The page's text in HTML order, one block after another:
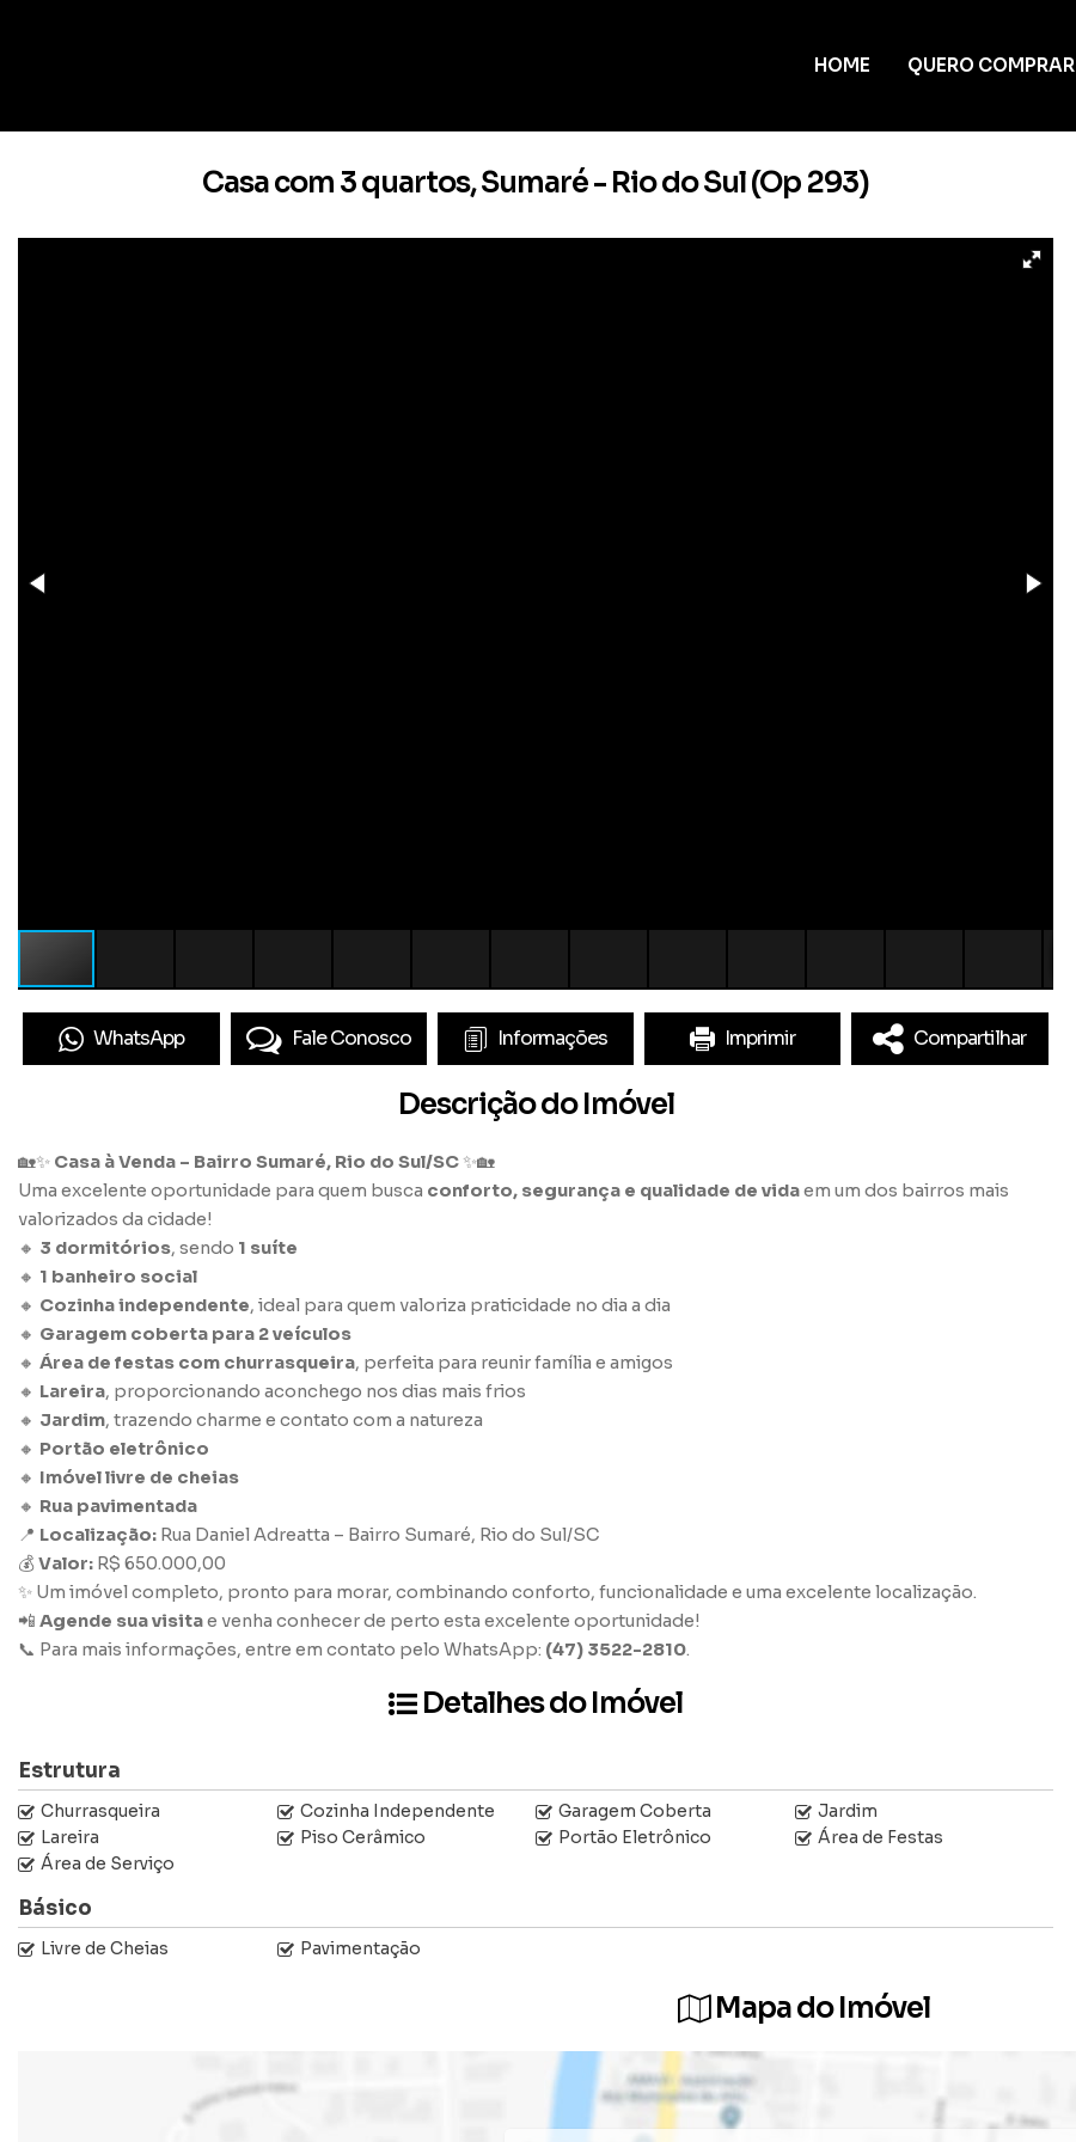
QUERO COMPRAR
HOME
Casa com 3 quartos, Sumaré - Rio do Sul (Op 293)
WhatsApp Fale Conosco Informações Imprimir Compartilhar
Descrição do Imóvel
🏡✨ Casa à Venda – Bairro Sumaré, Rio do Sul/SC ✨🏡
Uma excelente oportunidade para quem busca conforto, segurança e qualidade de vidaem um dos bairros mais
valorizados da cidade!
🔸 3 dormitórios, sendo 1 suíte
🔸 1 banheiro social
🔸 Cozinha independente, ideal para quem valoriza praticidade no dia a dia
🔸 Garagem coberta para 2 veículos
🔸 Área de festas com churrasqueira, perfeita para reunir família e amigos
🔸 Lareira, proporcionando aconchego nos dias mais frios
🔸 Jardim, trazendo charme e contato com a natureza
🔸 Portão eletrônico
🔸 Imóvel livre de cheias
🔸 Rua pavimentada
📍 Localização: Rua Daniel Adreatta – Bairro Sumaré, Rio do Sul/SC
💰Valor: R$ 650.000,00
✨ Um imóvel completo, pronto para morar, combinando conforto, funcionalidade e uma excelente localização.
📲 Agende sua visitae venha conhecer de perto esta excelente oportunidade!
📞 Para mais informações, entre em contato pelo WhatsApp: (47) 3522-2810.
Detalhes do Imóvel
Estrutura
Churrasqueira Cozinha Independente Garagem Coberta
Jardim
Lareira
Piso Cerâmico Portão Eletrônico
Área de Festas
Área de Serviço
Básico
Livre de Cheias Pavimentação
Mapa do Imóvel